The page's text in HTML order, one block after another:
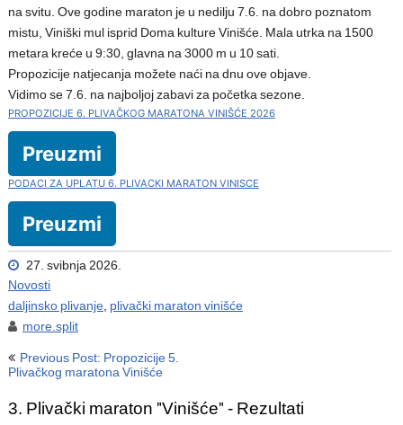
na svitu. Ove godine maraton je u nedilju 7.6. na dobro poznatom
mistu, Viniški mul isprid Doma kulture Vinišće. Mala utrka na 1500
metara kreće u 9:30, glavna na 3000 m u 10 sati.
Propozicije natjecanja možete naći na dnu ove objave.
Vidimo se 7.6. na najboljoj zabavi za početka sezone.
PROPOZICIJE 6. PLIVAČKOG MARATONA VINIŠĆE 2026
Preuzmi
PODACI ZA UPLATU 6. PLIVACKI MARATON VINISCE
Preuzmi
27. svibnja 2026.
Novosti
daljinsko plivanje, plivački maraton vinišće
more.split
Navigacija
objava
Previous Post: Propozicije 5.
Plivačkog maratona Vinišće
3. Plivački maraton "Vinišće" - Rezultati